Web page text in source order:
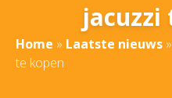
jacuzzi
Home » Laatste nieuws »
te kopen